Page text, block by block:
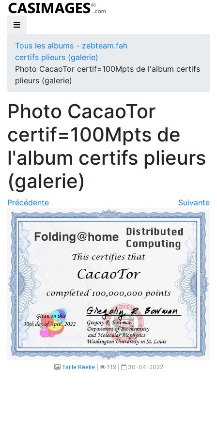
Tous les albums - zebteam.fah
certifs plieurs (galerie)
Photo CacaoTor certif=100Mpts de l'album certifs
plieurs (galerie)
Photo CacaoTor
certif=100Mpts de
l'album certifs plieurs
(galerie)
Précédente Suivante
Taille Réelle| 119 | 30-04-2022